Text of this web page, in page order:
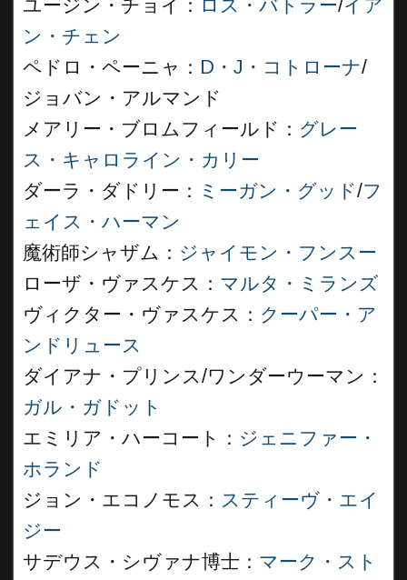
ユージン・チョイ： ロス・バトラー/イア
ン・チェン
ペドロ・ペーニャ： D・J・コトローナ/
ジョバン・アルマンド
メアリー・ブロムフィールド： グレー
ス・キャロライン・カリー
ダーラ・ダドリー： ミーガン・グッド/フ
ェイス・ハーマン
魔術師シャザム： ジャイモン・フンスー
ローザ・ヴァスケス： マルタ・ミランズ
ヴィクター・ヴァスケス： クーパー・ア
ンドリュース
ダイアナ・プリンス/ワンダーウーマン：
ガル・ガドット
エミリア・ハーコート： ジェニファー・
ホランド
ジョン・エコノモス： スティーヴ・エイ
ジー
サデウス・シヴァナ博士： マーク・スト